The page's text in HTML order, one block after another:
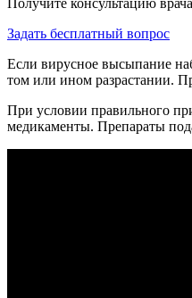
Получите консультацию
Задать бесплатный вопрос
Если вирусное высыпание
том или ином разрастании.
При условии правильного
медикаменты. Препараты